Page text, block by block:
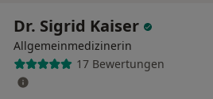
Dr. Sigrid Kaiser
Allgemeinmedizinerin
17 Bewertungen